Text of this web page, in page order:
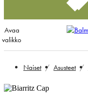
Avaa
valikko
Naiset Asusteet